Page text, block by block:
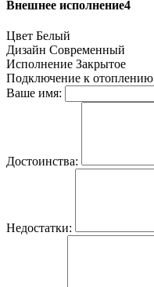
Внешнее исполнение4
Цвет Белый
Дизайн Современный
Исполнение Закрытое
Подключение к отоплению
Ваше имя:
Достоинства:
Недостатки: